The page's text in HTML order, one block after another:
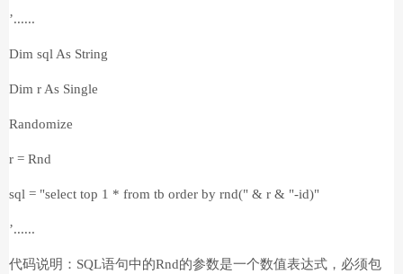
’......
Dim sql As String
Dim r As Single
Randomize
r = Rnd
sql = "select top 1 * from tb order by rnd(" & r & "-id)"
’......
代码说明：SQL语句中的Rnd的参数是一个数值表达式，必须包